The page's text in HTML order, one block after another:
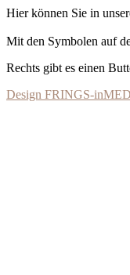
Hier können Sie in
Mit den Symbolen auf
Rechts gibt es einen
Design FRINGS-